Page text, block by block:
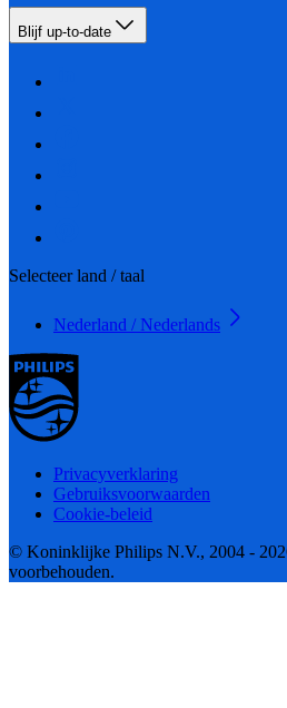
Blijf up-to-date
Selecteer land / taal
Nederland / Nederlands
Privacyverklaring
Gebruiksvoorwaarden
Cookie-beleid
© Koninklijke Philips N.V., 2004 -
voorbehouden.